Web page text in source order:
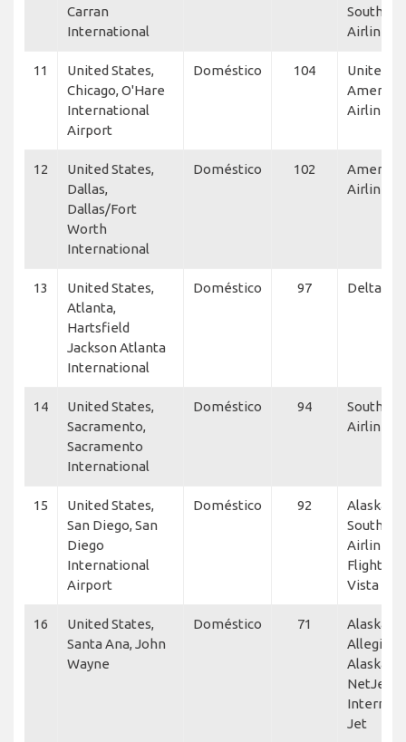
Carran
International
Airlines,
11
United States,
Chicago, O'Hare
International
Airport
Doméstico 104
United
Airlines
12
United States,
Dallas,
Dallas/Fort
Worth
International
Doméstico 102
Airlines
13
United States,
Atlanta,
Hartsfield
Jackson Atlanta
International
Doméstico 97 Delta Air
14
United States,
Sacramento,
Sacramento
International
Doméstico 94
Airlines
15
United States,
San Diego, San
Diego
International
Airport
Doméstico 92
Alaska
Airlines,
Vista
16
United States,
Santa Ana, John
Wayne
Doméstico 71
Alaska
Allegiant
Alaska
NetJets,
Jet